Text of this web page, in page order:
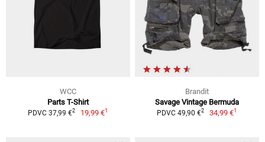
WCC
Parts T-Shirt
PDVC 37,99 €2 19,99 €1
Brandit
Savage Vintage Bermuda
PDVC 49,90 €2 34,99 €1